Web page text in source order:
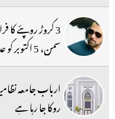
3 کروڑ روپئے کا
سمن، 5 اکتوبر کو عدالت میں پیش ہونے کا حکم
ارباب جامعہ
روکا جا رہا ہے